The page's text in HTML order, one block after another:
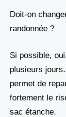
Doit-on
randonnée ?
Si possible,
plusieurs
permet de
fortement le
sac étanche.